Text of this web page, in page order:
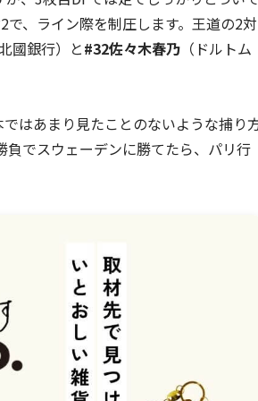
で、ライン際を制圧します。王道の2対
北國銀行）と#32佐々木春乃 （ドルトム
はあまり見たことのないような捕り
でスウェーデンに勝てたら、パリ行